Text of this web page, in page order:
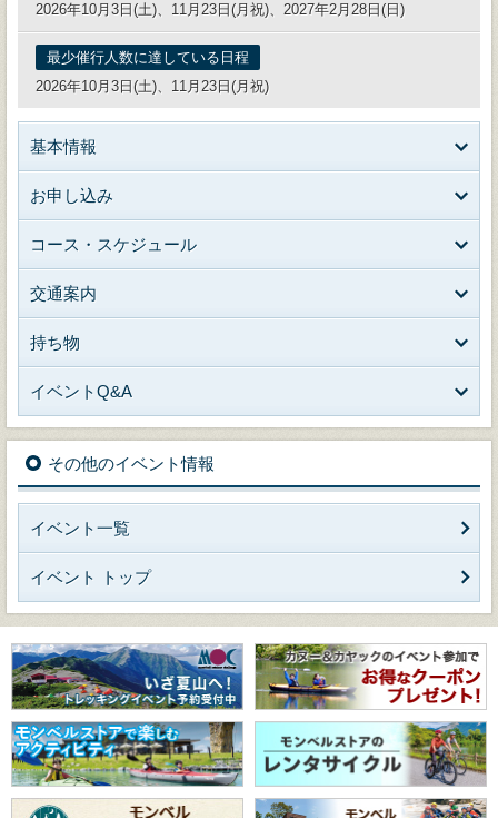
2026年10月3日(土)、11月23日(月祝)、2027年2月28日(日)
最少催行人数に達している日程
2026年10月3日(土)、11月23日(月祝)
基本情報
お申し込み
コース・スケジュール
交通案内
持ち物
イベントQ&A
その他のイベント情報
イベント一覧
イベント トップ